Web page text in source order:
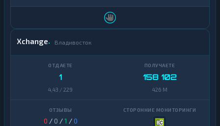
Xchange Владивосток
1
4,43 / 229
158 102
426 M
0 / 0 /1 /0